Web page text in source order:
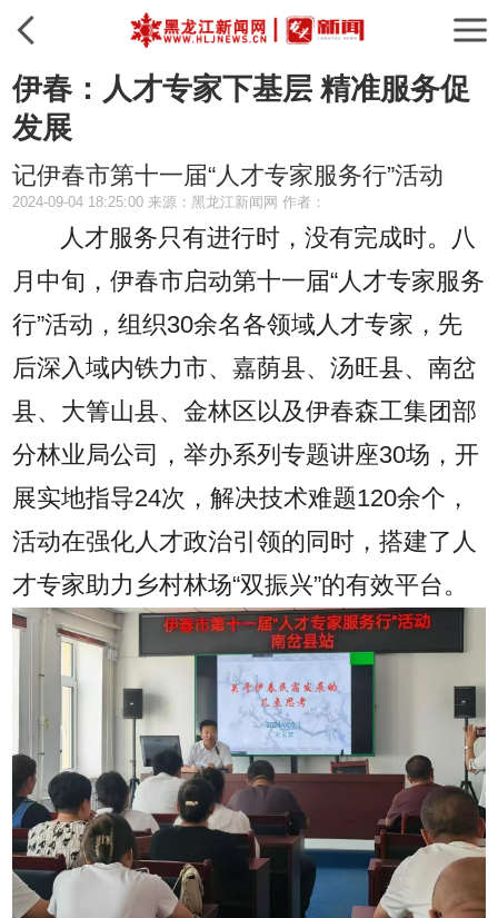
伊春：人才专家下基层 精准服务促
发展
记伊春市第十一届“人才专家服务行”活动
2024-09-04 18:25:00 来源：黑龙江新闻网 作者：
人才服务只有进行时，没有完成时。八
月中旬，伊春市启动第十一届“人才专家服务
行”活动，组织30余名各领域人才专家，先
后深入域内铁力市、嘉荫县、汤旺县、南岔
县、大箐山县、金林区以及伊春森工集团部
分林业局公司，举办系列专题讲座30场，开
展实地指导24次，解决技术难题120余个，
活动在强化人才政治引领的同时，搭建了人
才专家助力乡村林场“双振兴”的有效平台。